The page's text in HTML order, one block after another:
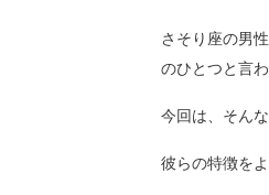
さそり座の男
のひとつと言
今回は、そんな
彼らの特徴を